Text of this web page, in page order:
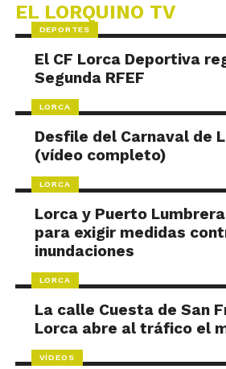
EL LORQUINO TV
DEPORTES
El CF Lorca Deportiva
Segunda RFEF
LORCA
Desfile del Carnaval de
(vídeo completo)
LORCA
Lorca y Puerto
para exigir medidas
inundaciones
LORCA
La calle Cuesta de San
Lorca abre al tráfico el
VÍDEOS